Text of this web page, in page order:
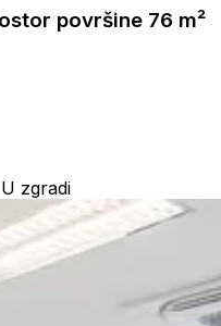
površine 76 m²
zgradi